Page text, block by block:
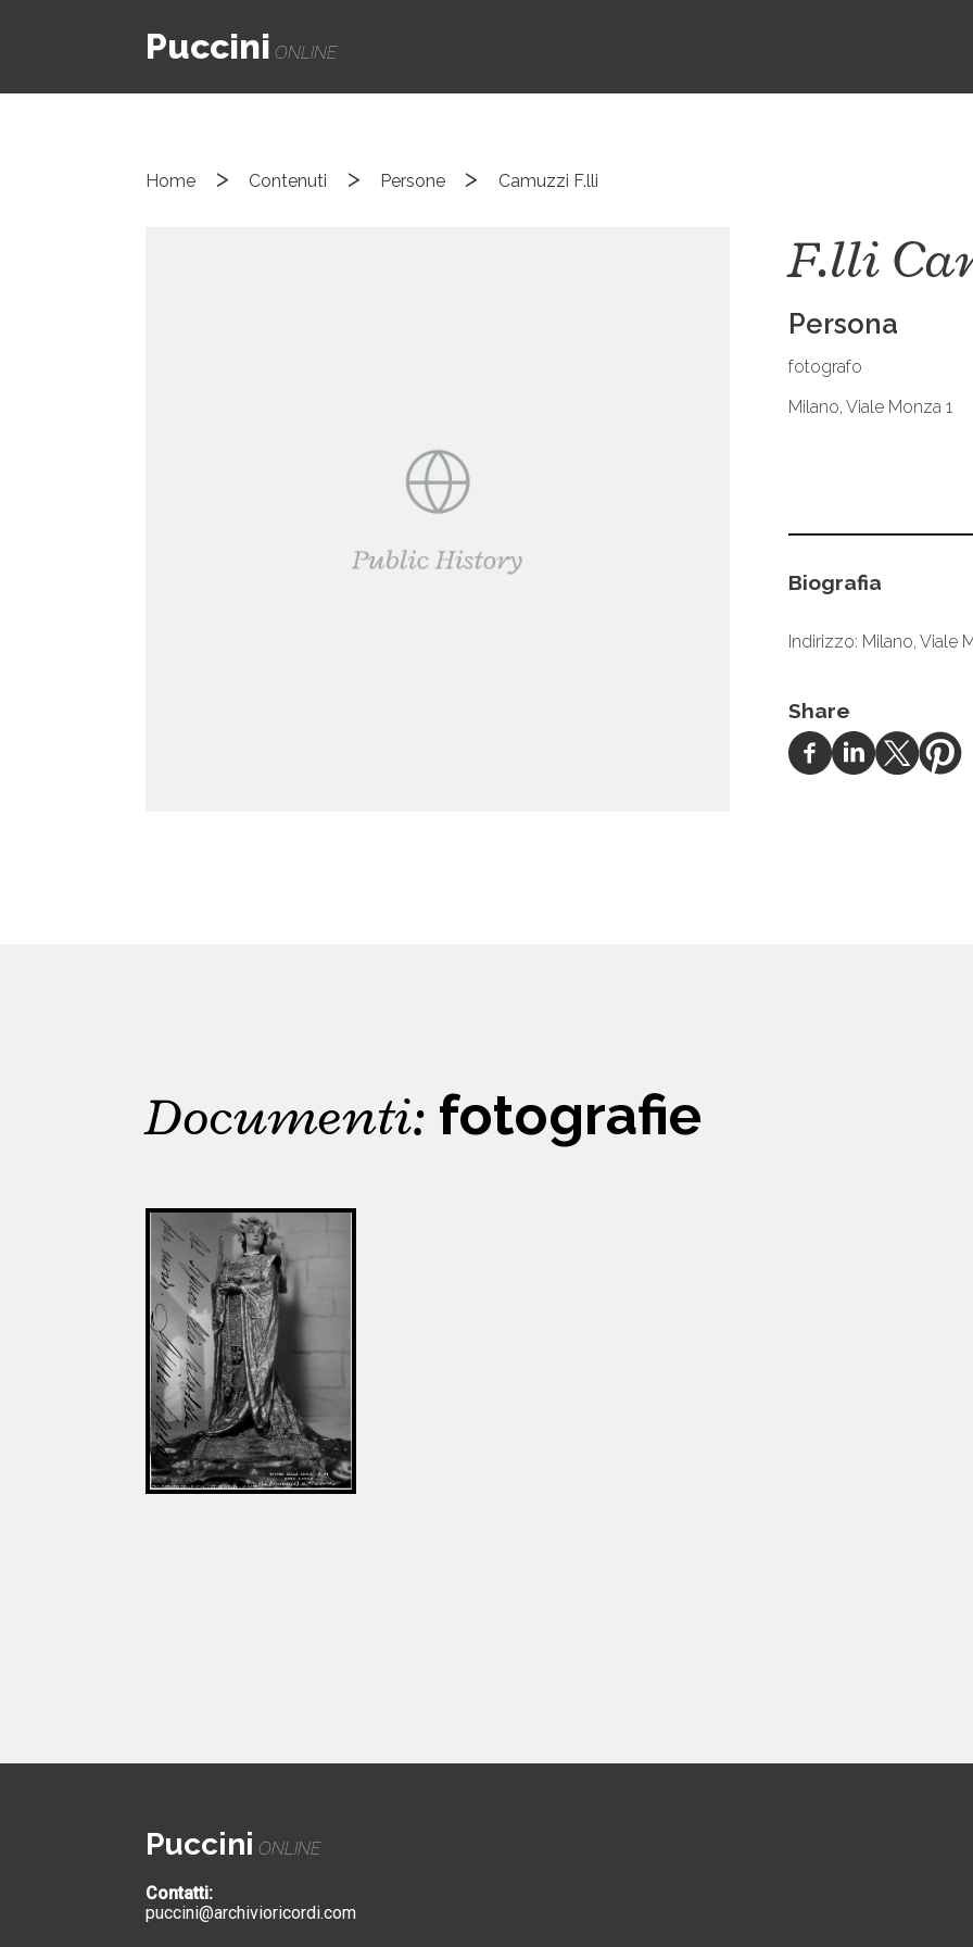
Puccini ONLINE
Home > Contenuti > Persone > Camuzzi F.lli
F.lli
Persona
fotografo
Milano, Viale Monza 1
Biografia
Indirizzo: Milano, Viale
Share
Documenti: fotografie
Puccini ONLINE
Contatti:
puccini@archivioricordi.com